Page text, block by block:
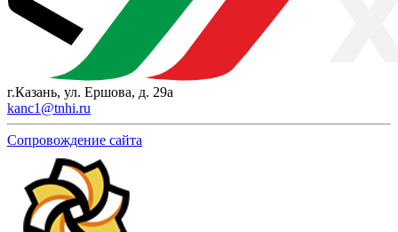
г.Казань, ул. Ершова, д. 29а
kanc1@tnhi.ru
Сопровождение сайта